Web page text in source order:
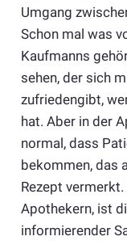
Umgang
Schon mal was
Kaufmanns
sehen, der sich
zufriedengibt,
hat. Aber in der
normal, dass
bekommen, das
Rezept
Apothekern, ist
informierender